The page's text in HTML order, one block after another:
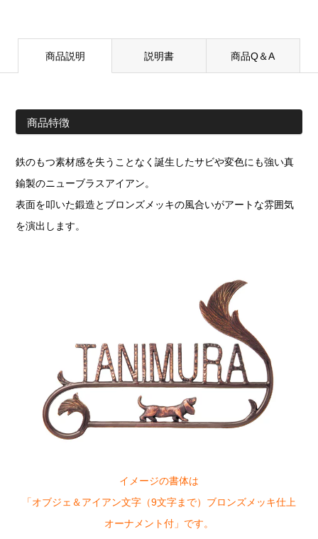
商品説明 説明書 商品Q＆A
商品特徴
鉄のもつ素材感を失うことなく誕生したサビや変色にも強い真
鍮製のニューブラスアイアン。
表面を叩いた鍛造とブロンズメッキの風合いがアートな雰囲気
を演出します。
イメージの書体は
「オブジェ＆アイアン文字（9文字まで）ブロンズメッキ仕上
オーナメント付」です。